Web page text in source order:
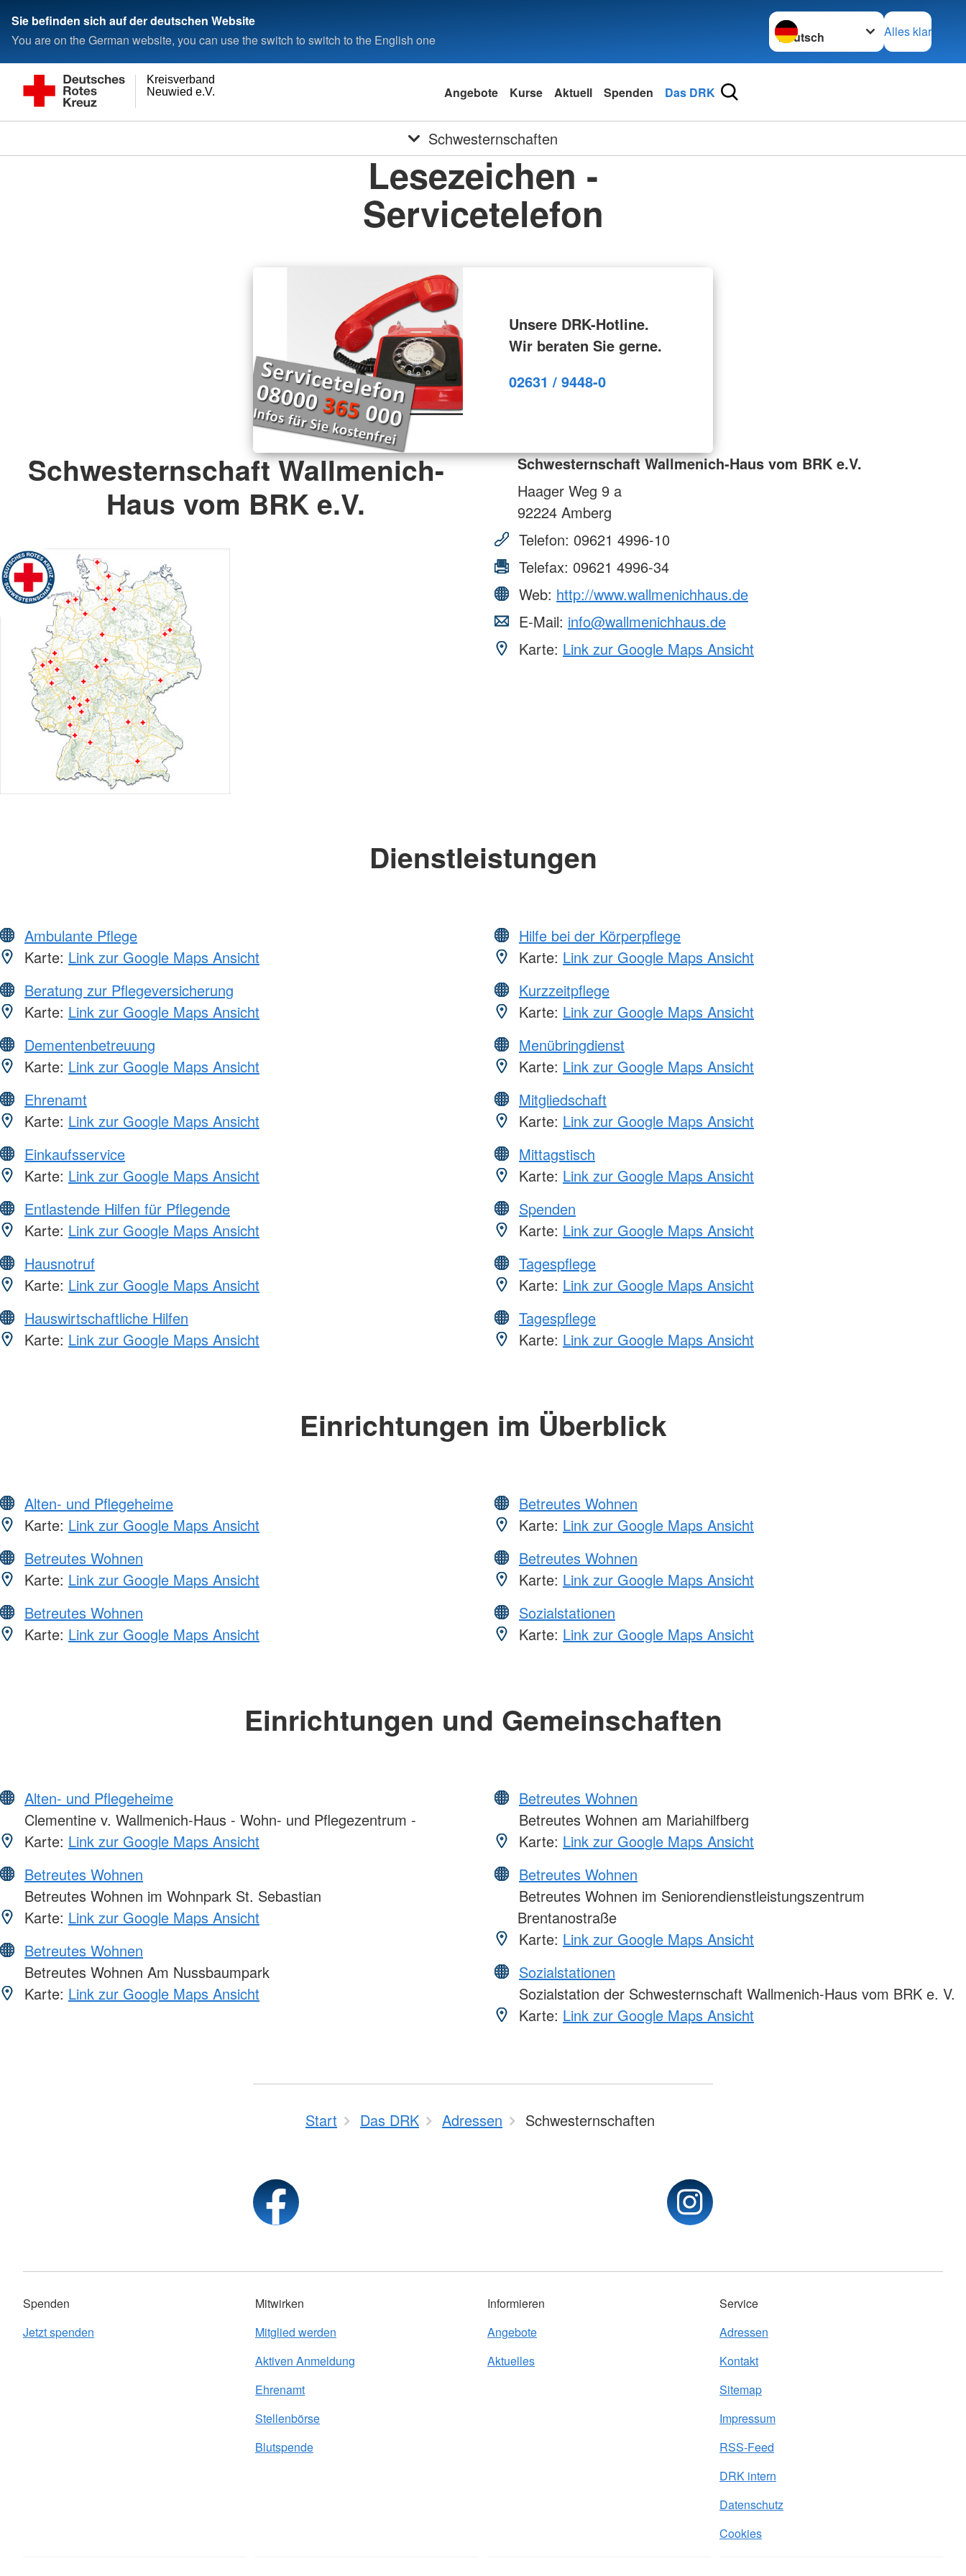
Sie befinden sich auf der deutschen Website
You are on the German website, you can use the switch to switch to the English one
Sprache wechseln zu
Alles klar
Neuwied e.V.
Kreisverband
Angebote Kurse Aktuell Spenden Das DRK
Schwesternschaften
Lesezeichen -
Servicetelefon
Unsere DRK-Hotline.
Wir beraten Sie gerne.
02631 / 9448-0
Schwesternschaft Wallmenich-
Haus vom BRK e.V.
Schwesternschaft Wallmenich-Haus vom BRK e.V.
Haager Weg 9 a
92224 Amberg
Telefon: 09621 4996-10
Telefax: 09621 4996-34
Web: http://www.wallmenichhaus.de
E-Mail: info@wallmenichhaus.de
Karte: Link zur Google Maps Ansicht
Dienstleistungen
Ambulante Pflege
Karte: Link zur Google Maps Ansicht
Beratung zur Pflegeversicherung
Karte: Link zur Google Maps Ansicht
Dementenbetreuung
Karte: Link zur Google Maps Ansicht
Ehrenamt
Karte: Link zur Google Maps Ansicht
Einkaufsservice
Karte: Link zur Google Maps Ansicht
Entlastende Hilfen für Pflegende
Karte: Link zur Google Maps Ansicht
Hausnotruf
Karte: Link zur Google Maps Ansicht
Hauswirtschaftliche Hilfen
Karte: Link zur Google Maps Ansicht
Hilfe bei der Körperpflege
Karte: Link zur Google Maps Ansicht
Kurzzeitpflege
Karte: Link zur Google Maps Ansicht
Menübringdienst
Karte: Link zur Google Maps Ansicht
Mitgliedschaft
Karte: Link zur Google Maps Ansicht
Mittagstisch
Karte: Link zur Google Maps Ansicht
Spenden
Karte: Link zur Google Maps Ansicht
Tagespflege
Karte: Link zur Google Maps Ansicht
Tagespflege
Karte: Link zur Google Maps Ansicht
Einrichtungen im Überblick
Alten- und Pflegeheime
Karte: Link zur Google Maps Ansicht
Betreutes Wohnen
Karte: Link zur Google Maps Ansicht
Betreutes Wohnen
Karte: Link zur Google Maps Ansicht
Betreutes Wohnen
Karte: Link zur Google Maps Ansicht
Betreutes Wohnen
Karte: Link zur Google Maps Ansicht
Sozialstationen
Karte: Link zur Google Maps Ansicht
Einrichtungen und Gemeinschaften
Alten- und Pflegeheime
Clementine v. Wallmenich-Haus - Wohn- und Pflegezentrum -
Karte: Link zur Google Maps Ansicht
Betreutes Wohnen
Betreutes Wohnen im Wohnpark St. Sebastian
Karte: Link zur Google Maps Ansicht
Betreutes Wohnen
Betreutes Wohnen Am Nussbaumpark
Karte: Link zur Google Maps Ansicht
Betreutes Wohnen
Betreutes Wohnen am Mariahilfberg
Karte: Link zur Google Maps Ansicht
Betreutes Wohnen
Betreutes Wohnen im Seniorendienstleistungszentrum
Brentanostraße
Karte: Link zur Google Maps Ansicht
Sozialstationen
Sozialstation der Schwesternschaft Wallmenich-Haus vom BRK e. V.
Karte: Link zur Google Maps Ansicht
Start Das DRK Adressen Schwesternschaften
Spenden
Jetzt spenden
Mitwirken
Mitglied werden
Aktiven Anmeldung
Ehrenamt
Stellenbörse
Blutspende
Informieren
Angebote
Aktuelles
Service
Adressen
Kontakt
Sitemap
Impressum
RSS-Feed
DRK intern
Datenschutz
Cookies